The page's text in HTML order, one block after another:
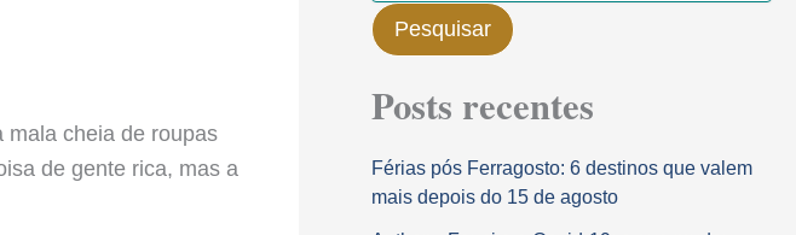
mala cheia de roupas
de gente rica, mas a
Pesquisar
Posts recentes
Férias pós Ferragosto: 6 destinos que valem
mais depois do 15 de agosto